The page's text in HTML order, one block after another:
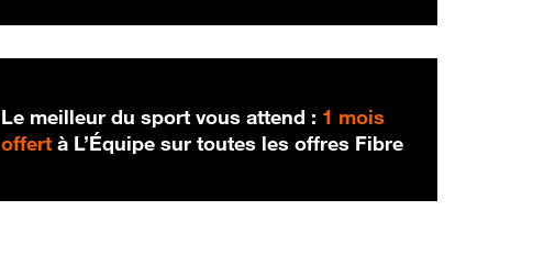
Le meilleur du sport vous attend : 1 mois
offert à L’Équipe sur toutes les offres Fibre